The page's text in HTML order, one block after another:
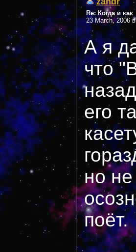
Re: Когда и как
23 March, 2006
А я
что
его
но
поёт.